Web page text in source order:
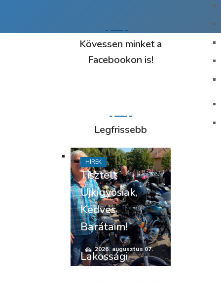
Kövessen minket a
Facebookon is!
Legfrissebb
Tisztelt
Újkígyósiak,
Kedves
Barátaim!
2026. augusztus 07.
HÍREK
Lakossági